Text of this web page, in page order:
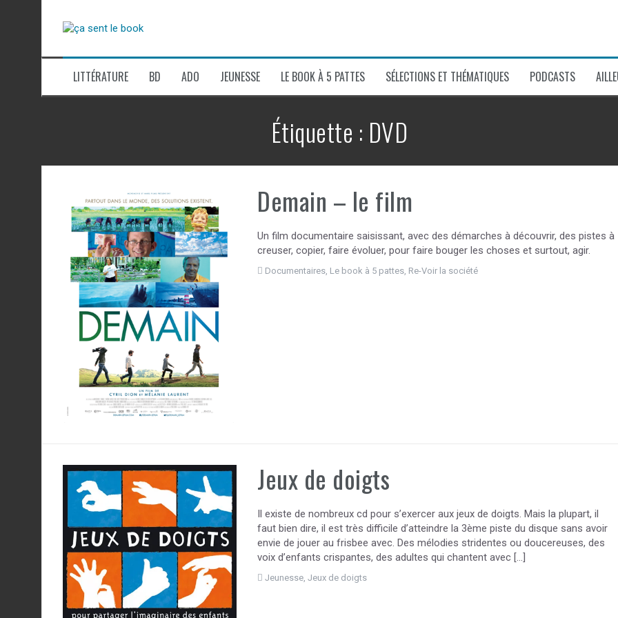
LITTÉRATURE BD ADO JEUNESSE LE BOOK À 5 PATTES SÉLECTIONS ET THÉMATIQUES PODCASTS
Étiquette : DVD
Demain – le film
Un film documentaire saisissant, avec des démarches à découvrir, des pistes à
creuser, copier, faire évoluer, pour faire bouger les choses et surtout, agir.
Documentaires, Le book à 5 pattes, Re-Voir la société
Jeux de doigts
Il existe de nombreux cd pour s’exercer aux jeux de doigts. Mais la plupart, il
faut bien dire, il est très difficile d’atteindre la 3ème piste du disque sans avoir
envie de jouer au frisbee avec. Des mélodies stridentes ou doucereuses, des
voix d’enfants crispantes, des adultes qui chantent avec […]
Jeunesse,Jeux de doigts